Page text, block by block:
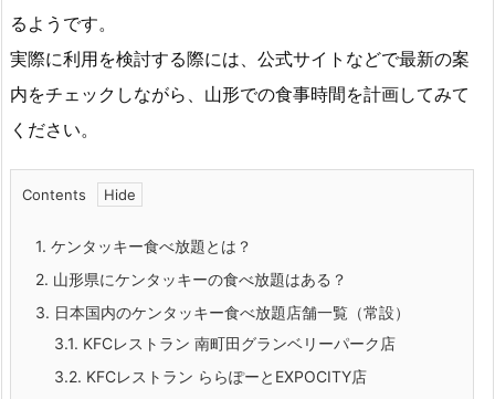
るようです。
実際に利用を検討する際には、公式サイトなどで最新の案
内をチェックしながら、山形での食事時間を計画してみて
ください。
Contents
1. ケンタッキー食べ放題とは？
2. 山形県にケンタッキーの食べ放題はある？
3. 日本国内のケンタッキー食べ放題店舗一覧（常設）
3.1. KFCレストラン 南町田グランベリーパーク店
3.2. KFCレストラン ららぽーとEXPOCITY店